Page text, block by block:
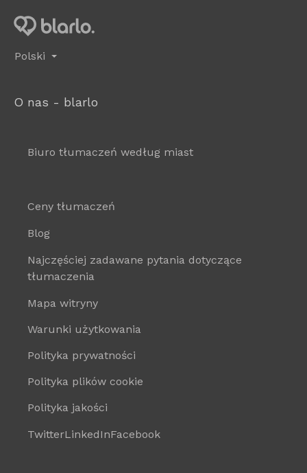
Polski
O nas - blarlo
Biuro tłumaczeń według miast
Ceny tłumaczeń
Blog
Najczęściej zadawane pytania dotyczące
tłumaczenia
Mapa witryny
Warunki użytkowania
Polityka prywatności
Polityka plików cookie
Polityka jakości
TwitterLinkedInFacebook